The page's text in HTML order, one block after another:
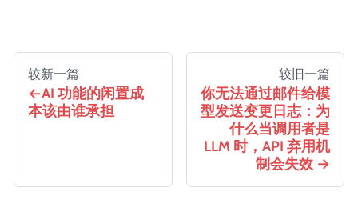
较新一篇
AI 功能的闲置成
本该由谁承担
较旧一篇
你无法通过邮件给模
型发送变更日志：为
什么当调用者是
LLM 时，API 弃用机
制会失效